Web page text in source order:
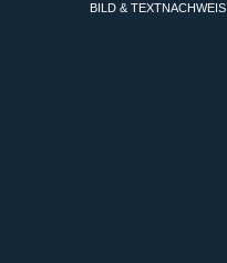
BILD & TEXTNACHWEIS